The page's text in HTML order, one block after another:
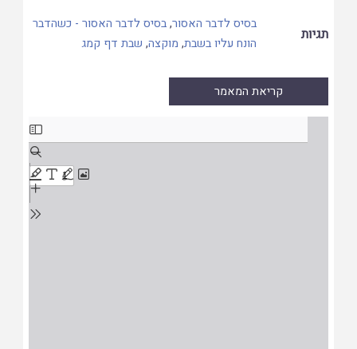
תגיות
בסיס לדבר האסור,בסיס לדבר האסור - כשהדבר
הונח עליו בשבת, מוקצה, שבת דף קמג
קריאת המאמר